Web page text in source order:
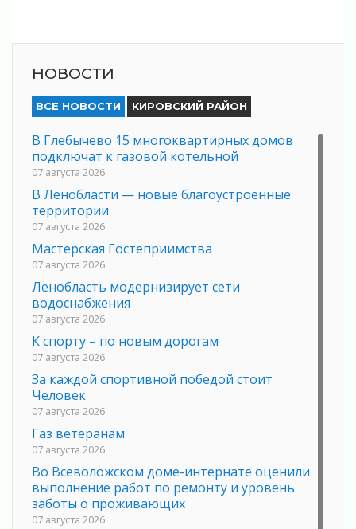
НОВОСТИ
ВСЕ НОВОСТИ КИРОВСКИЙ РАЙОН
В Глебычево 15 многоквартирных домов
подключат к газовой котельной
07 августа 2026
В Ленобласти — новые благоустроенные
территории
07 августа 2026
Мастерская Гостеприимства
07 августа 2026
Ленобласть модернизирует сети
водоснабжения
07 августа 2026
К спорту – по новым дорогам
07 августа 2026
За каждой спортивной победой стоит
Человек
07 августа 2026
Газ ветеранам
07 августа 2026
Во Всеволожском доме-интернате оценили
выполнение работ по ремонту и уровень
заботы о проживающих
07 августа 2026